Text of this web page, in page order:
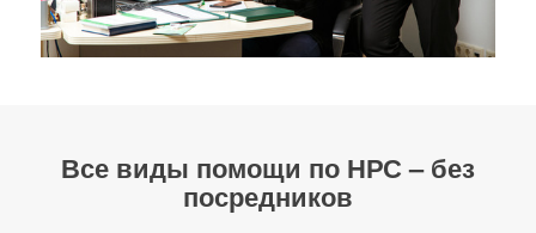
Все виды помощи по НРС – без
посредников